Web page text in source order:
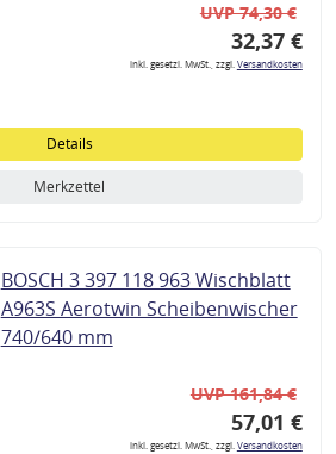
UVP 74,30 €
32,37 €
inkl. gesetzl. MwSt., zzgl.Versandkosten
Details
Merkzettel
BOSCH 3 397 118 963 Wischblatt
A963S Aerotwin Scheibenwischer
740/640 mm
UVP 161,84 €
57,01 €
inkl. gesetzl. MwSt., zzgl.Versandkosten